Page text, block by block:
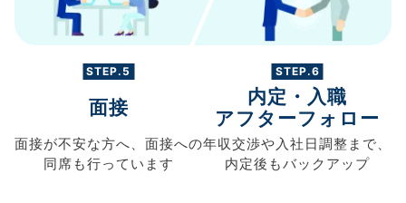
STEP.5
面接
面接が不安な方へ、 面接への
同席も行っています
STEP.6
内定・入職
アフターフォロー
年収交渉や入社日調整まで、
内定後もバックアップ